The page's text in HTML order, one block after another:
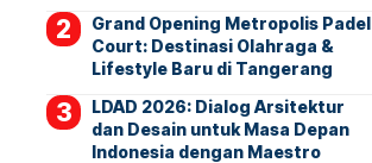
Grand Opening Metropolis Padel
Court: Destinasi Olahraga &
Lifestyle Baru di Tangerang
LDAD 2026: Dialog Arsitektur
dan Desain untuk Masa Depan
Indonesia dengan Maestro